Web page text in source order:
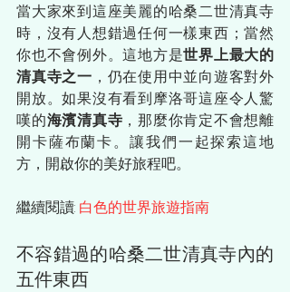
當大家來到這座美麗的哈桑二世清真寺
時，沒有人想錯過任何一樣東西；當然
你也不會例外。這地方是世界上最大的
清真寺之一 ，仍在使用中並向遊客對外
開放。如果沒有看到摩洛哥這座令人驚
嘆的海濱清真寺 ，那麼你肯定不會想離
開卡薩布蘭卡。讓我們一起探索這地
方，開啟你的美好旅程吧。
繼續閱讀: 白色的世界旅遊指南
不容錯過的哈桑二世清真寺內的
五件東西